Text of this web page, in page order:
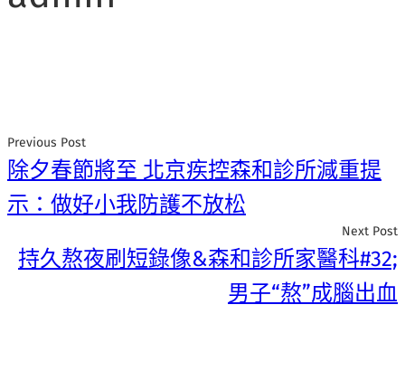
Previous Post
除夕春節將至 北京疾控森和診所減重提
示：做好小我防護不放松
Next Post
持久熬夜刷短錄像&森和診所家醫科#32;
男子“熬”成腦出血